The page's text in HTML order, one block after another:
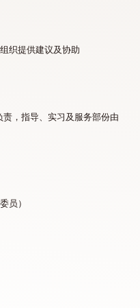
织提供建议及协助
责，指导、实习及服务部份由
员）